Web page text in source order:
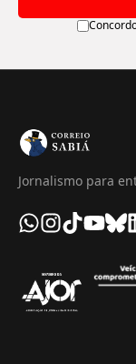
Jornalismo para